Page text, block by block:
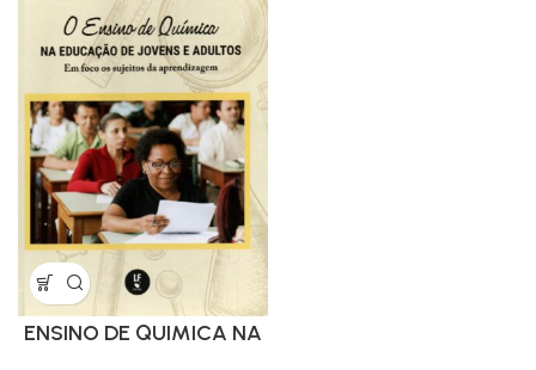
ENSINO DE QUIMICA NA